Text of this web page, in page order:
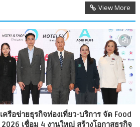
View More
รือข่ายธุรกิจท่องเที่ยว-บริการ จัด Food
เชื่อม 4 งานใหญ่ สร้างโอกาสธุรกิจ